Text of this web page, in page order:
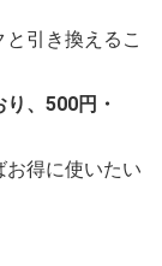
引き換えるこ
、500円・
得に使いたい